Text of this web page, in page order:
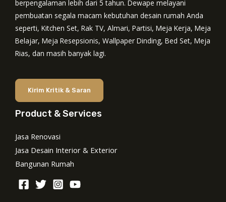
berpengalaman lebih dari 5 tahun. Dewape melayani
pembuatan segala macam kebutuhan desain rumah Anda
seperti, Kitchen Set, Rak TV, Almari, Partisi, Meja Kerja, Meja
Belajar, Meja Resepsionis, Wallpaper Dinding, Bed Set, Meja
Rias, dan masih banyak lagi.
Kirim Kritik & Saran
Product & Services
Jasa Renovasi
Jasa Desain Interior & Exterior
Bangunan Rumah